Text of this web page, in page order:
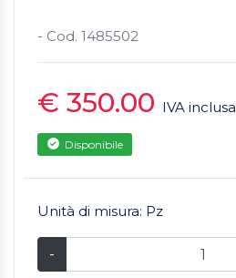
- Cod. 1485502
€ 350.00 IVA inclusa
Disponibile
Unità di misura: Pz
-